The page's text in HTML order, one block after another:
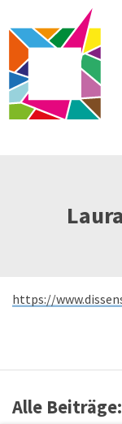
https://
Alle Beiträge: